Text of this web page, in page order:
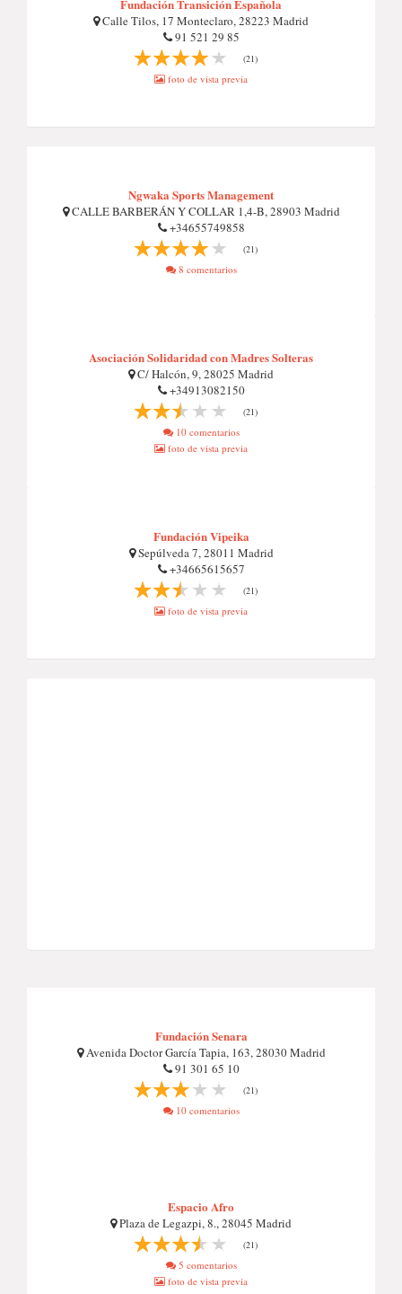
Fundación Transición Española
Calle Tilos, 17 Monteclaro, 28223 Madrid
91 521 29 85
(21)
foto de vista previa
Ngwaka Sports Management
CALLE BARBERÁN Y COLLAR 1,4-B, 28903 Madrid
+34655749858
(21)
8 comentarios
Asociación Solidaridad con Madres Solteras
C/ Halcón, 9, 28025 Madrid
+34913082150
(21)
10 comentarios
foto de vista previa
Fundación Vipeika
Sepúlveda 7, 28011 Madrid
+34665615657
(21)
foto de vista previa
Fundación Senara
Avenida Doctor García Tapia, 163, 28030 Madrid
91 301 65 10
(21)
10 comentarios
Espacio Afro
Plaza de Legazpi, 8., 28045 Madrid
(21)
5 comentarios
foto de vista previa